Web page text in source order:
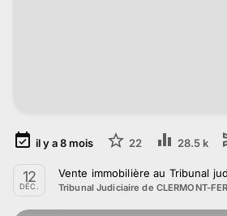
il y a8mois 22 28.5 k
12
DÉC.
Vente immobilière au Tribunal
Tribunal Judiciaire de CLERMONT-